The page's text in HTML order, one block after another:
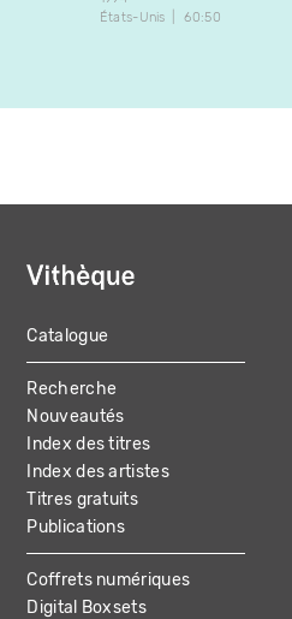
États-Unis
60:50
MAIN
NAVIGATION
Catalogue
Recherche
Nouveautés
Index des titres
Index des artistes
Titres gratuits
Publications
Coffrets numériques
Digital Boxsets